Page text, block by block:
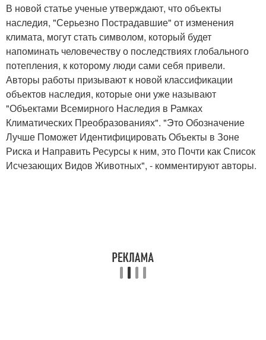
В новой статье ученые утверждают, что объекты
наследия, "Серьезно Пострадавшие" от изменения
климата, могут стать символом, который будет
напоминать человечеству о последствиях глобального
потепления, к которому люди сами себя привели.
Авторы работы призывают к новой классификации
объектов наследия, которые они уже называют
"Объектами Всемирного Наследия в Рамках
Климатических Преобразованиях". "Это Обозначение
Лучше Поможет Идентифицировать Объекты в Зоне
Риска и Направить Ресурсы к ним, это Почти как Список
Исчезающих Видов Животных", - комментируют авторы.